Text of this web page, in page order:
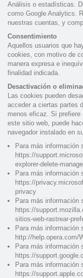
Análisis o estadísticas.
como Google Analytics.
nuestras cuentas, y
Consentimiento
Aquellos usuarios que
cookies, con motivo de
manera expresa e
finalidad indicada.
Desactivación o
Las cookies pueden
acceder a ciertas partes
menos eficaz. Si
este sitio web, puede
navegador instalado en
Para más información
https://
explorer-delete-
Para más información
https://
privacy
Para más información
https://
sitios-web-rastrear-
Para más información
http://help.opera.com/
Para más información
https://
Para más información
https://